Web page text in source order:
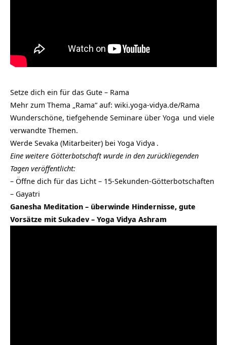
Setze dich ein für das Gute – Rama
Mehr zum Thema „Rama“ auf: wiki.yoga-vidya.de/Rama
Wunderschöne, tiefgehende Seminare über Yoga und viele
verwandte Themen.
Werde Sevaka (Mitarbeiter) bei Yoga Vidya .
Eine weitere Götterbotschaft wurde in den zurückliegenden
Tagen veröffentlicht:
– Öffne dich für das Licht – 15-Sekunden-Götterbotschaften
– Gayatri
Ganesha Meditation – überwinde Hindernisse, gute
Vorsätze mit Sukadev – Yoga Vidya Ashram